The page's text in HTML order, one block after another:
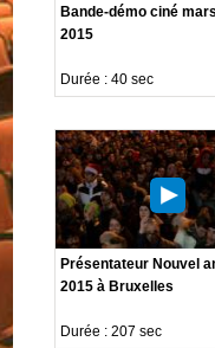
Bande-démo ciné mars
2015
Durée : 40 sec
Présentateur Nouvel
2015 à Bruxelles
Durée : 207 sec